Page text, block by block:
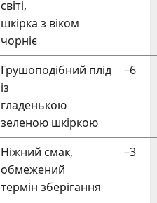
світі,
шкірка з віком
чорніє
Грушоподібний плід
із
гладенькою
зеленою шкіркою
–6
Ніжний смак,
обмежений
термін зберігання
–3